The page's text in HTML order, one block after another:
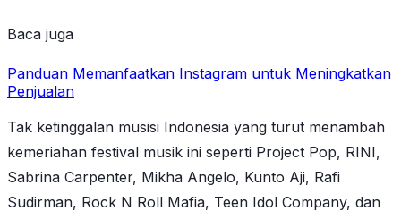
Baca juga
Panduan Memanfaatkan Instagram untuk Meningkatkan
Penjualan
Tak ketinggalan musisi Indonesia yang turut menambah
kemeriahan festival musik ini seperti Project Pop, RINI,
Sabrina Carpenter, Mikha Angelo, Kunto Aji, Rafi
Sudirman, Rock N Roll Mafia, Teen Idol Company, dan